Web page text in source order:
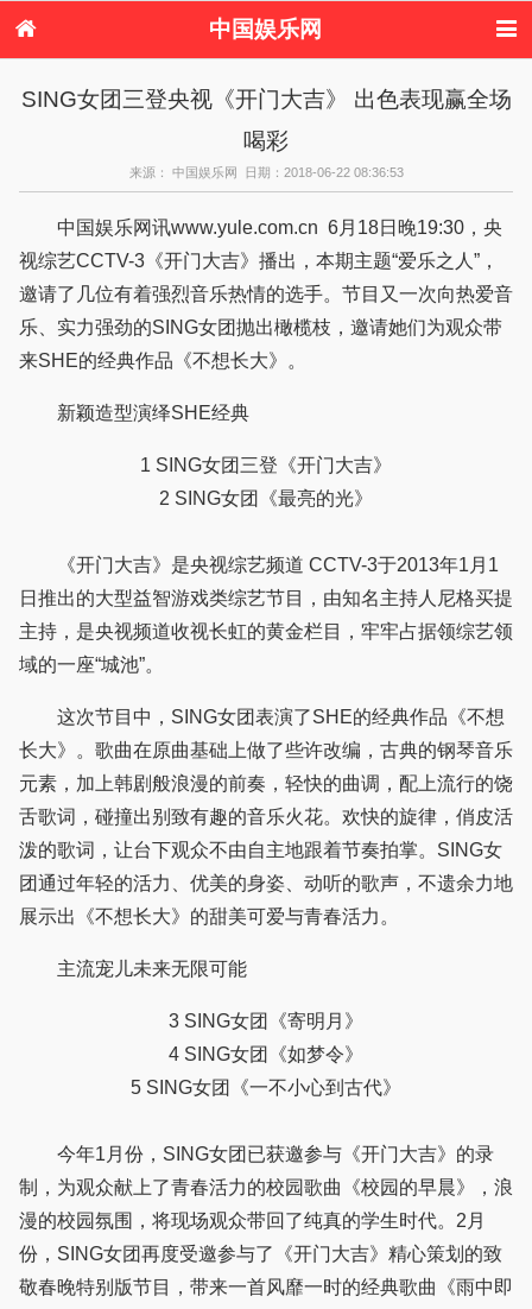
中国娱乐网
港台娱乐
日本娱乐 韩国娱乐
欧美娱乐
港台明星八卦
日本韩国明星
欧美明星八卦
SING女团三登央视《开门大吉》 出色表现赢全场
喝彩
来源： 中国娱乐网 日期：2018-06-22 08:36:53
中国娱乐网讯www.yule.com.cn 6月18日晚19:30，央
视综艺CCTV-3《开门大吉》播出，本期主题“爱乐之人”，
邀请了几位有着强烈音乐热情的选手。节目又一次向热爱音
乐、实力强劲的SING女团抛出橄榄枝，邀请她们为观众带
来SHE的经典作品《不想长大》。
新颖造型演绎SHE经典
1 SING女团三登《开门大吉》
2 SING女团《最亮的光》
《开门大吉》是央视综艺频道 CCTV-3于2013年1月1
日推出的大型益智游戏类综艺节目，由知名主持人尼格买提
主持，是央视频道收视长虹的黄金栏目，牢牢占据领综艺领
域的一座“城池”。
这次节目中，SING女团表演了SHE的经典作品《不想
长大》。歌曲在原曲基础上做了些许改编，古典的钢琴音乐
元素，加上韩剧般浪漫的前奏，轻快的曲调，配上流行的饶
舌歌词，碰撞出别致有趣的音乐火花。欢快的旋律，俏皮活
泼的歌词，让台下观众不由自主地跟着节奏拍掌。SING女
团通过年轻的活力、优美的身姿、动听的歌声，不遗余力地
展示出《不想长大》的甜美可爱与青春活力。
主流宠儿未来无限可能
3 SING女团《寄明月》
4 SING女团《如梦令》
5 SING女团《一不小心到古代》
今年1月份，SING女团已获邀参与《开门大吉》的录
制，为观众献上了青春活力的校园歌曲《校园的早晨》，浪
漫的校园氛围，将现场观众带回了纯真的学生时代。2月
份，SING女团再度受邀参与了《开门大吉》精心策划的致
敬春晚特别版节目，带来一首风靡一时的经典歌曲《雨中即